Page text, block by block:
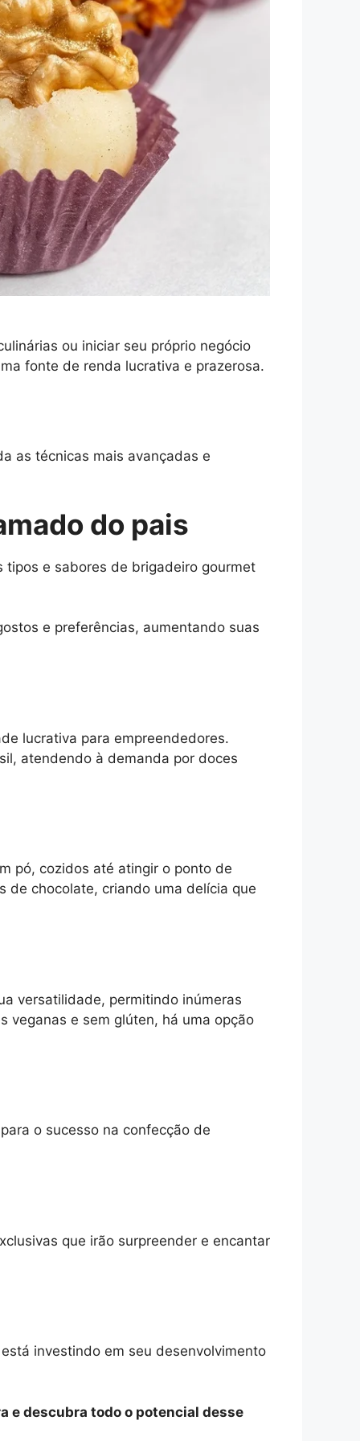
ou iniciar seu próprio negócio
fonte de renda lucrativa e prazerosa.
as técnicas mais avançadas e
do pais
tipos e sabores de brigadeiro gourmet
e preferências, aumentando suas
lucrativa para empreendedores.
atendendo à demanda por doces
pó, cozidos até atingir o ponto de
de chocolate, criando uma delícia que
versatilidade, permitindo inúmeras
veganas e sem glúten, há uma opção
o sucesso na confecção de
que irão surpreender e encantar
investindo em seu desenvolvimento
e descubra todo o potencial desse